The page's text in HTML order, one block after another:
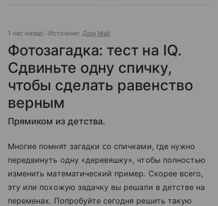
1 час назад Источник: Дом Mail
Фотозагадка: тест на IQ.
Сдвиньте одну спичку,
чтобы сделать равенство
верным
Прямиком из детства.
Многие помнят загадки со спичками, где нужно
передвинуть одну «деревяшку», чтобы полностью
изменить математический пример. Скорее всего,
эту или похожую задачку вы решали в детстве на
переменах. Попробуйте сегодня решить такую